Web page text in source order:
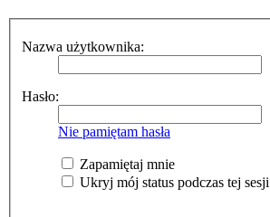
Nazwa użytkownika:
Hasło:
Nie pamiętam hasła
Zapamiętaj mnie
Ukryj mój status podczas tej sesji